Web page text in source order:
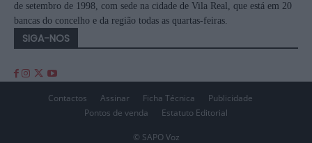
de setembro de 1998, com sede na cidade de Vila Real, que está em 20
bancas do concelho e da região todas as quartas-feiras.
SIGA-NOS
Contactos Assinar Ficha Técnica
Publicidade
Pontos de venda
Estatuto Editorial
© SAPO Voz